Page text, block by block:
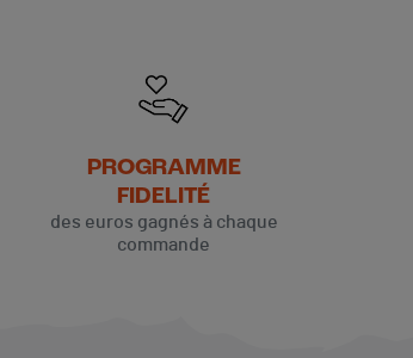
PROGRAMME
FIDELITÉ
des euros gagnés à chaque
commande